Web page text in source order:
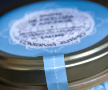
TODOS LOS PRODUCTOS
LOTES REGALO
FABES
QUESOS ASTURIANOS
CONSERVAS, PATÉS Y PLATOS
COCINADOS